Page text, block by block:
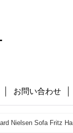
お問い合わせ
Nielsen Sofa Fritz